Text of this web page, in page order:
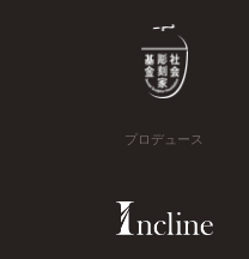
プロデュース